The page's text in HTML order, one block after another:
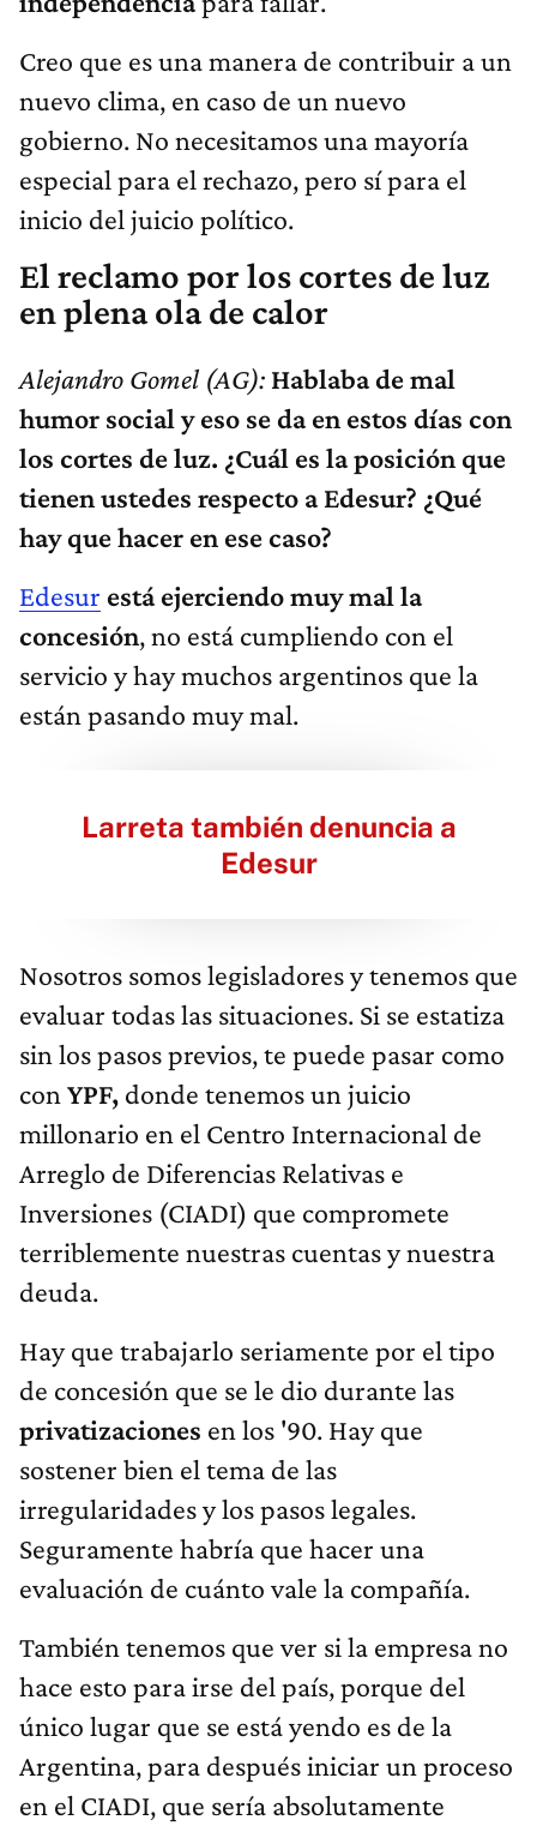
Creo que es una manera de contribuir a un
nuevo clima, en caso de un nuevo
gobierno. No necesitamos una mayoría
especial para el rechazo, pero sí para el
inicio del juicio político.
El reclamo por los cortes de luz
en plena ola de calor
Alejandro Gomel (AG): Hablaba de mal
humor social y eso se da en estos días con
los cortes de luz. ¿Cuál es la posición que
tienen ustedes respecto a Edesur? ¿Qué
hay que hacer en ese caso?
Edesur está ejerciendo muy mal la
concesión, no está cumpliendo con el
servicio y hay muchos argentinos que la
están pasando muy mal.
Larreta también denuncia a
Edesur
Nosotros somos legisladores y tenemos que
evaluar todas las situaciones. Si se estatiza
sin los pasos previos, te puede pasar como
con YPF, donde tenemos un juicio
millonario en el Centro Internacional de
Arreglo de Diferencias Relativas e
Inversiones (CIADI) que compromete
terriblemente nuestras cuentas y nuestra
deuda.
Hay que trabajarlo seriamente por el tipo
de concesión que se le dio durante las
privatizaciones en los '90. Hay que
sostener bien el tema de las
irregularidades y los pasos legales.
Seguramente habría que hacer una
evaluación de cuánto vale la compañía.
También tenemos que ver si la empresa no
hace esto para irse del país, porque del
único lugar que se está yendo es de la
Argentina, para después iniciar un proceso
en el CIADI, que sería absolutamente